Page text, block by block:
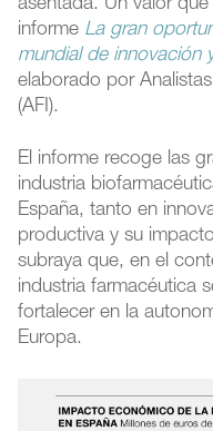
asentada. Un valor
informe La gran
mundial de innovación
elaborado por
(AFI).
El informe recoge las
industria
España, tanto en
productiva y su
subraya que, en el
industria farmacéutica
fortalecer en la
Europa.